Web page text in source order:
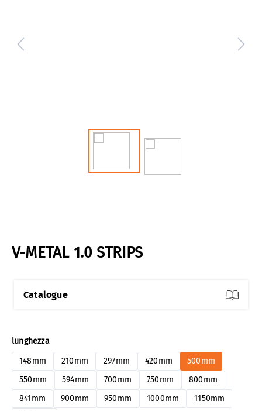
V-METAL 1.0 STRIPS
Catalogue
Seleziona
lunghezza
148mm
210mm 297mm 420mm
500mm
550mm
594mm 700mm 750mm
800mm
841mm
900mm 950mm 1000mm
1150mm